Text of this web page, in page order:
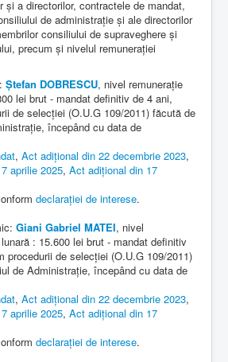
şi a directorilor, contractele de mandat,
de administraţie şi ale directorilor
consiliului de supraveghere şi
precum şi nivelul remuneraţiei
Ștefan DOBRESCU, nivel remunerație
lei brut - mandat definitiv de 4 ani,
de selecției (O.U.G 109/2011) făcută de
începând cu data de
, Act adițional din 22 decembrie 2023,
aprilie 2025, Act adițional din 17
declarației de interese.
Giani Gabriel MATEI, nivel
: 15.600 lei brut - mandat definitiv
procedurii de selecției (O.U.G 109/2011)
de Administrație, începând cu data de
, Act adițional din 22 decembrie 2023,
aprilie 2025, Act adițional din 17
declarației de interese.